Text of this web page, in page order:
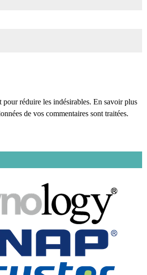
réduire les indésirables. En savoir plus
de vos commentaires sont traitées.